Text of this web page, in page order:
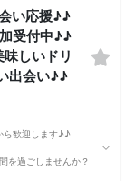
い応援♪♪
受付中♪♪
しいドリ
出会い♪♪
ら歓迎します♪♪
を過ごしませんか？